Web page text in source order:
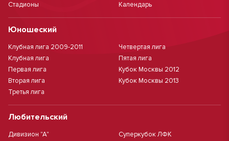
Стадионы
Календарь
Юношеский
Клубная лига 2009-2011
Клубная лига
Первая лига
Вторая лига
Третья лига
Четвертая лига
Пятая лига
Кубок Москвы 2012
Кубок Москвы 2013
Любительский
Дивизион "А"
Суперкубок ЛФК